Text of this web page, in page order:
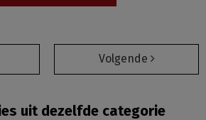
Volgende
uit dezelfde categorie